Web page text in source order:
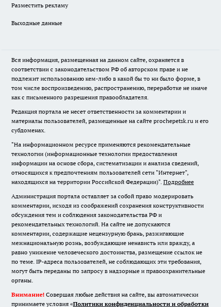
Разместить рекламу
Выходные данные
Вся информация, размещенная на данном сайте, охраняется в
соответствии с законодательством РФ об авторском праве и не
подлежит использованию кем-либо в какой бы то ни было форме, в
том числе воспроизведению, распространению, переработке не иначе
как с письменного разрешения правообладателя.
Редакция портала не несет ответственности за комментарии и
материалы пользователей, размещенные на сайте prochepetsk.ru и его
субдоменах.
"На информационном ресурсе применяются рекомендательные
технологии (информационные технологии предоставления
информации на основе сбора, систематизации и анализа сведений,
относящихся к предпочтениям пользователей сети "Интернет",
находящихся на территории Российской Федерации)". Подробнее
Администрация портала оставляет за собой право модерировать
комментарии, исходя из соображений сохранения конструктивности
обсуждения тем и соблюдения законодательства РФ и
рекомендательных технологий. На сайте не допускаются
комментарии, содержащие нецензурную брань, разжигающие
межнациональную рознь, возбуждающие ненависть или вражду, а
равно унижение человеческого достоинства, размещение ссылок не
по теме. IP-адреса пользователей, не соблюдающих эти требования,
могут быть переданы по запросу в надзорные и правоохранительные
органы.
Внимание! Совершая любые действия на сайте, вы автоматически
принимаете условия «Политики конфиденциальности и обработки